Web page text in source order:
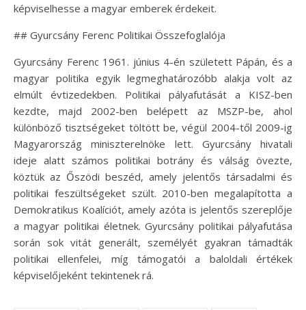
képviselhesse a magyar emberek érdekeit.
## Gyurcsány Ferenc Politikai Összefoglalója
Gyurcsány Ferenc 1961. június 4-én született Pápán, és a
magyar politika egyik legmeghatározóbb alakja volt az
elmúlt évtizedekben. Politikai pályafutását a KISZ-ben
kezdte, majd 2002-ben belépett az MSZP-be, ahol
különböző tisztségeket töltött be, végül 2004-től 2009-ig
Magyarország miniszterelnöke lett. Gyurcsány hivatali
ideje alatt számos politikai botrány és válság övezte,
köztük az Őszödi beszéd, amely jelentős társadalmi és
politikai feszültségeket szült. 2010-ben megalapította a
Demokratikus Koalíciót, amely azóta is jelentős szereplője
a magyar politikai életnek. Gyurcsány politikai pályafutása
során sok vitát generált, személyét gyakran támadták
politikai ellenfelei, míg támogatói a baloldali értékek
képviselőjeként tekintenek rá.